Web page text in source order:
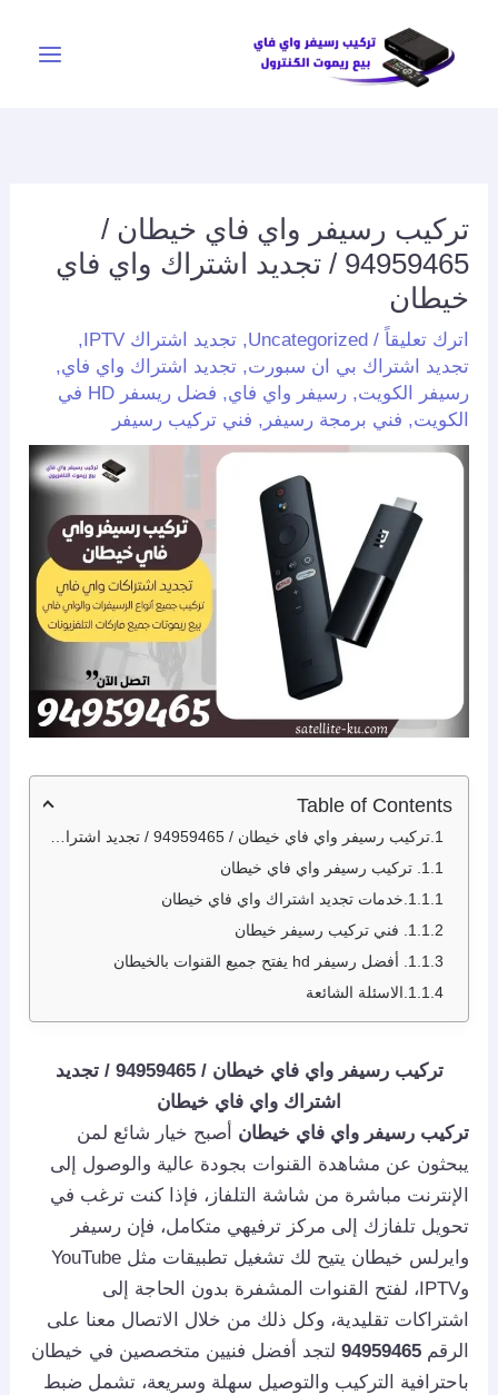
المحتوى
تركيب رسيفر واي فاي خيطان /
94959465 / تجديد اشتراك واي فاي
خيطان
اترك تعليقاً /
Uncategorized
,تجديد اشتراك IPTV
,
تجديد اشتراك بي ان سبورت,تجديد اشتراك واي فاي,
رسيفر الكويت,رسيفر واي فاي,
فضل ريسفر HD في
الكويت, فني برمجة رسيفر , فني تركيب رسيفر
Table of Contents
تركيب رسيفر واي فاي خيطان / 94959465 / تجديد اشتراك واي فاي خيطان
تركيب رسيفر واي فاي خيطان
خدمات تجديد اشتراك واي فاي خيطان
فني تركيب رسيفر خيطان
أفضل رسيفر hd يفتح جميع القنوات بالخيطان
الاسئلة الشائعة
تركيب رسيفر واي فاي خيطان / 94959465 / تجديد
اشتراك واي فاي خيطان
تركيب رسيفر واي فاي خيطان أصبح خيار شائع لمن
يبحثون عن مشاهدة القنوات بجودة عالية والوصول إلى
الإنترنت مباشرة من شاشة التلفاز، فإذا كنت ترغب في
تحويل تلفازك إلى مركز ترفيهي متكامل، فإن رسيفر
وايرلس خيطان يتيح لك تشغيل تطبيقات مثل YouTube
وIPTV، لفتح القنوات المشفرة بدون الحاجة إلى
اشتراكات تقليدية، وكل ذلك من خلال الاتصال معنا على
الرقم94959465 لتجد أفضل فنيين متخصصين في خيطان
باحترافية التركيب والتوصيل سهلة وسريعة، تشمل ضبط